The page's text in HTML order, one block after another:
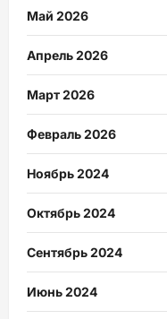
Май 2026
Апрель 2026
Март 2026
Февраль 2026
Ноябрь 2024
Октябрь 2024
Сентябрь 2024
Июнь 2024